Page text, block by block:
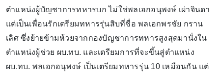
ตำแหน่งผู้บัญชาการทหารบก ไม่ใช่พลเอกอนุพงษ์ เผ่าจินดา
แต่เป็นเพื่อนรักเตรียมทหารรุ่นสิบที่ชื่อ พลเอกพรชัย กราน
เลิศ ซึ่งย้ายข้ามห้วยจากกองบัญชาการทหารสูงสุดมานั่งใน
ตำแหน่งผู้ช่วย ผบ.ทบ. และเตรียมการที่จะขึ้นสู่ตำแหน่ง
ผบ.ทบ. พลเอกอนุพงษ์ เป็นเตรียมทหารรุ่น 10 เหมือนกัน แต่